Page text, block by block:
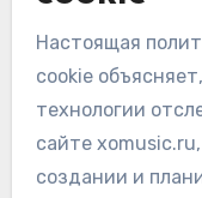
Настоящая
cookie
технологии
сайте
создании и